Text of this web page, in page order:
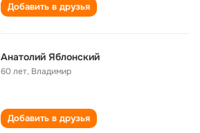
Добавить в друзья
Анатолий Яблонский
60 лет, Владимир
Добавить в друзья